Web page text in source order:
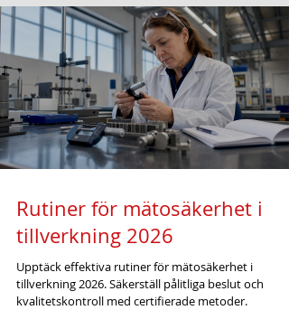
Rutiner för mätosäkerhet i
tillverkning 2026
Upptäck effektiva rutiner för mätosäkerhet i
tillverkning 2026. Säkerställ pålitliga beslut och
kvalitetskontroll med certifierade metoder.